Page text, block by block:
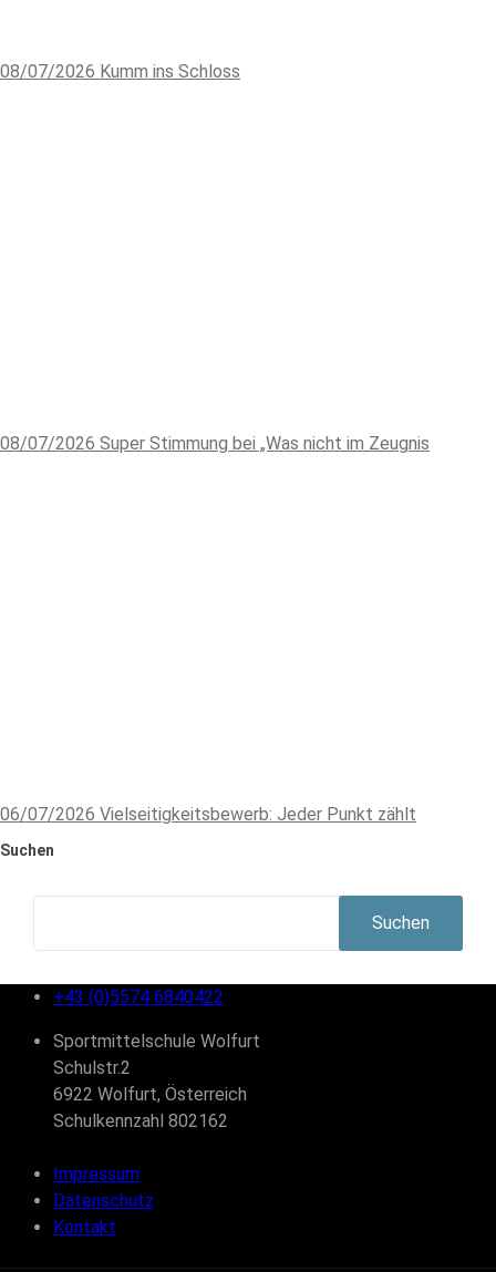
08/07/2026 Kumm ins Schloss
08/07/2026 Super Stimmung bei „Was nicht im Zeugnis
06/07/2026 Vielseitigkeitsbewerb: Jeder Punkt zählt
Suchen
Suchen
+43 (0)5574 6840422
Sportmittelschule Wolfurt
Schulstr.2
6922 Wolfurt, Österreich
Schulkennzahl 802162
Impressum
Datenschutz
Kontakt